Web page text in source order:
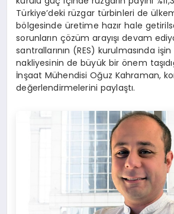
Türkiye’deki rüzgar türbinleri de
bölgesinde üretime hazır hale
sorunların çözüm arayışı devam
santrallarının (RES) kurulmasında
nakliyesinin de büyük bir önem
İnşaat Mühendisi Oğuz Kahraman,
değerlendirmelerini paylaştı.